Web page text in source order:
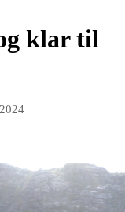
klar til